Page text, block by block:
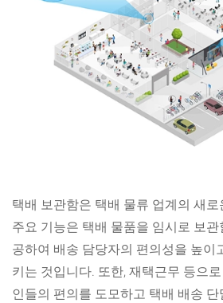
택배 보관함은 택배 물류 업계의 새
주요 기능은 택배 물품을 임시로 보관
공하여 배송 담당자의 편의성을 높이
키는 것입니다. 또한, 재택근무 등으
인들의 편의를 도모하고 택배 배송